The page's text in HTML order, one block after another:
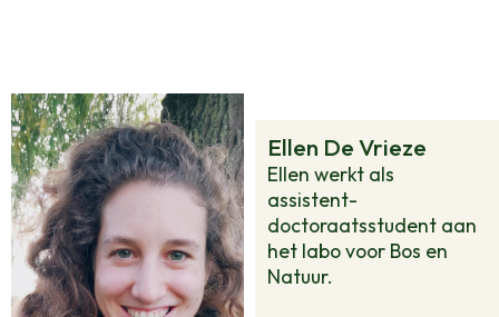
Ellen De Vrieze
Ellen werkt als
assistent-
doctoraatsstudent aan
het labo voor Bos en
Natuur.